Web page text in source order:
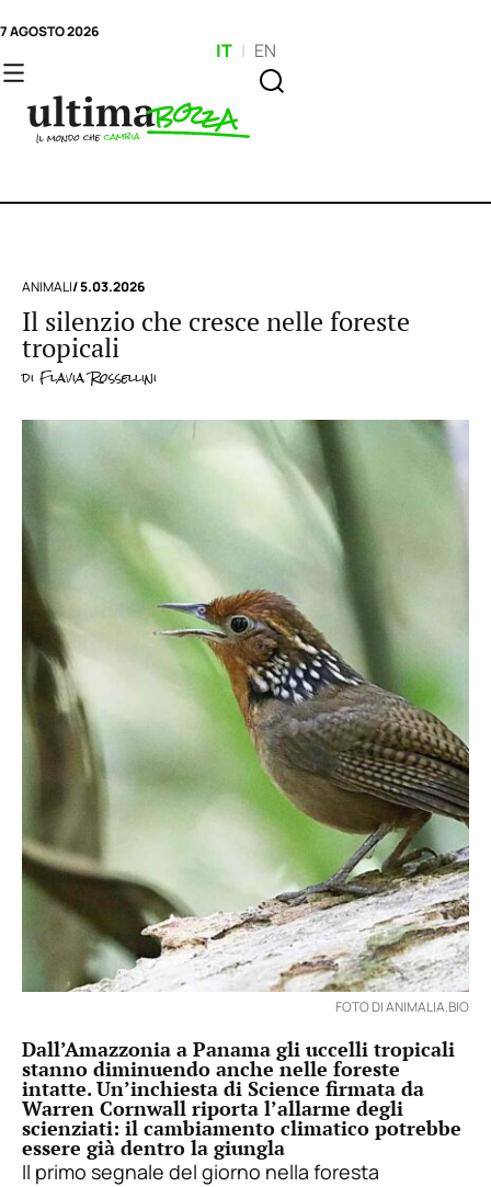
7 AGOSTO 2026
IT | EN
ANIMALI/ 5.03.2026
Il silenzio che cresce nelle foreste
tropicali
di Flavia Rossellini
FOTO DI ANIMALIA.BIO
Dall’Amazzonia a Panama gli uccelli tropicali
stanno diminuendo anche nelle foreste
intatte. Un’inchiesta di Science firmata da
Warren Cornwall riporta l’allarme degli
scienziati: il cambiamento climatico potrebbe
essere già dentro la giungla
Il primo segnale del giorno nella foresta